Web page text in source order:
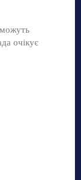
можуть
очікує